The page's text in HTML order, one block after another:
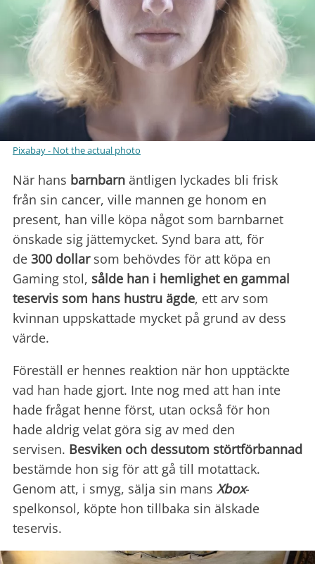
Pixabay - Not the actual photo
När hans barnbarn äntligen lyckades bli frisk
från sin cancer, ville mannen ge honom en
present, han ville köpa något som barnbarnet
önskade sig jättemycket. Synd bara att, för
de 300 dollarsom behövdes för att köpa en
Gaming stol, sålde han i hemlighet en gammal
teservis som hans hustru ägde, ett arv som
kvinnan uppskattade mycket på grund av dess
värde.
Föreställ er hennes reaktion när hon upptäckte
vad han hade gjort. Inte nog med att han inte
hade frågat henne först, utan också för hon
hade aldrig velat göra sig av med den
servisen. Besviken och dessutom störtförbannad
bestämde hon sig för att gå till motattack.
Genom att, i smyg, sälja sin mans Xbox-
spelkonsol, köpte hon tillbaka sin älskade
teservis.